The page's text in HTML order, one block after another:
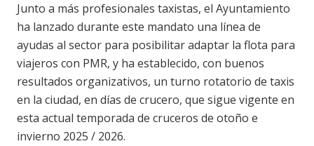
Junto a más profesionales taxistas, el Ayuntamiento
ha lanzado durante este mandato una línea de
ayudas al sector para posibilitar adaptar la flota para
viajeros con PMR, y ha establecido, con buenos
resultados organizativos, un turno rotatorio de taxis
en la ciudad, en días de crucero, que sigue vigente en
esta actual temporada de cruceros de otoño e
invierno 2025 / 2026.